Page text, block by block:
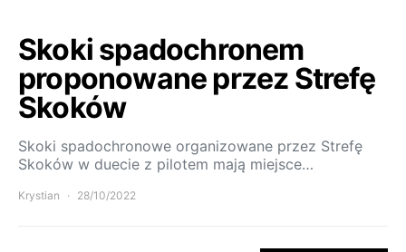
Skoki spadochronem
proponowane przez Strefę
Skoków
Skoki spadochronowe organizowane przez Strefę
Skoków w duecie z pilotem mają miejsce…
Krystian 28/10/2022